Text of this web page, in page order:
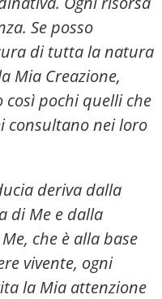
Se posso
di tutta la natura
Mia Creazione,
così pochi quelli che
consultano nei loro
deriva dalla
di Me e dalla
che è alla base
vivente, ogni
la Mia attenzione